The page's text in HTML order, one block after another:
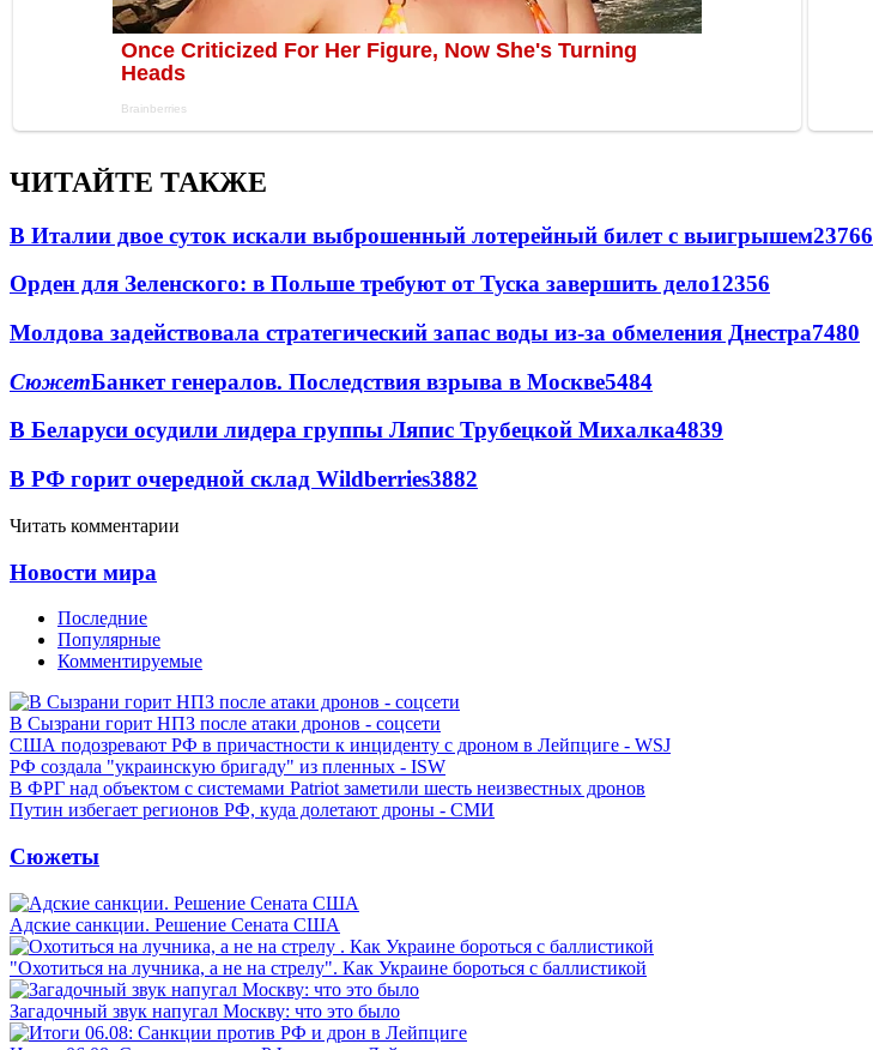
ЧИТАЙТЕ ТАКЖЕ
В Италии двое суток искали выброшенный лотерейный билет с выигрышем23766
Орден для Зеленского: в Польше требуют от Туска завершить дело12356
Молдова задействовала стратегический запас воды из-за обмеления Днестра7480
СюжетБанкет генералов. Последствия взрыва в Москве5484
В Беларуси осудили лидера группы Ляпис Трубецкой Михалка4839
В РФ горит очередной склад Wildberries3882
Читать комментарии
Новости мира
Последние
Популярные
Комментируемые
В Сызрани горит НПЗ после атаки дронов - соцсети
США подозревают РФ в причастности к инциденту с дроном в Лейпциге - WSJ
РФ создала "украинскую бригаду" из пленных - ISW
В ФРГ над объектом с системами Patriot заметили шесть неизвестных дронов
Путин избегает регионов РФ, куда долетают дроны - СМИ
Сюжеты
Адские санкции. Решение Сената США
"Охотиться на лучника, а не на стрелу". Как Украине бороться с баллистикой
Загадочный звук напугал Москву: что это было